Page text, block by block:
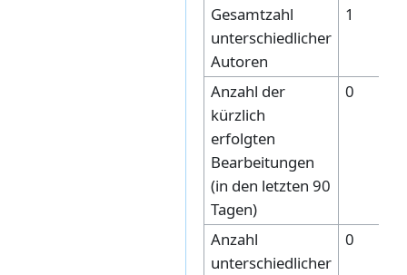
Gesamtzahl
unterschiedlicher
Autoren
1
Anzahl der
kürzlich
erfolgten
Bearbeitungen
(in den letzten 90
Tagen)
0
Anzahl
unterschiedlicher
0